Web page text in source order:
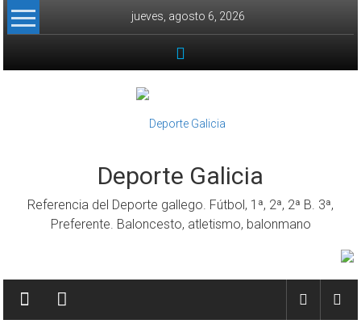
Skip to content
jueves, agosto 6, 2026
Deporte Galicia
Referencia del Deporte gallego. Fútbol, 1ª, 2ª, 2ª B. 3ª,
Preferente. Baloncesto, atletismo, balonmano